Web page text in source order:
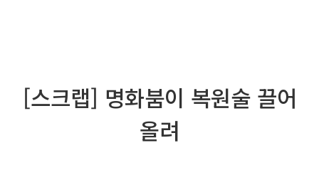
[스크랩] 명화붐이 복원술 끌어
올려